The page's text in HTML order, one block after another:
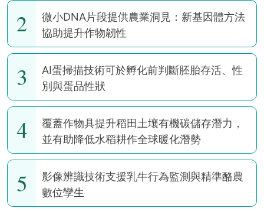
2
微小DNA片段提供農業洞見：新基因體方法
協助提升作物韌性
3
AI蛋掃描技術可於孵化前判斷胚胎存活、性
別與蛋品性狀
4
覆蓋作物具提升稻田土壤有機碳儲存潛力，
並有助降低水稻耕作全球暖化潛勢
5
影像辨識技術支援乳牛行為監測與精準酪農
數位孿生